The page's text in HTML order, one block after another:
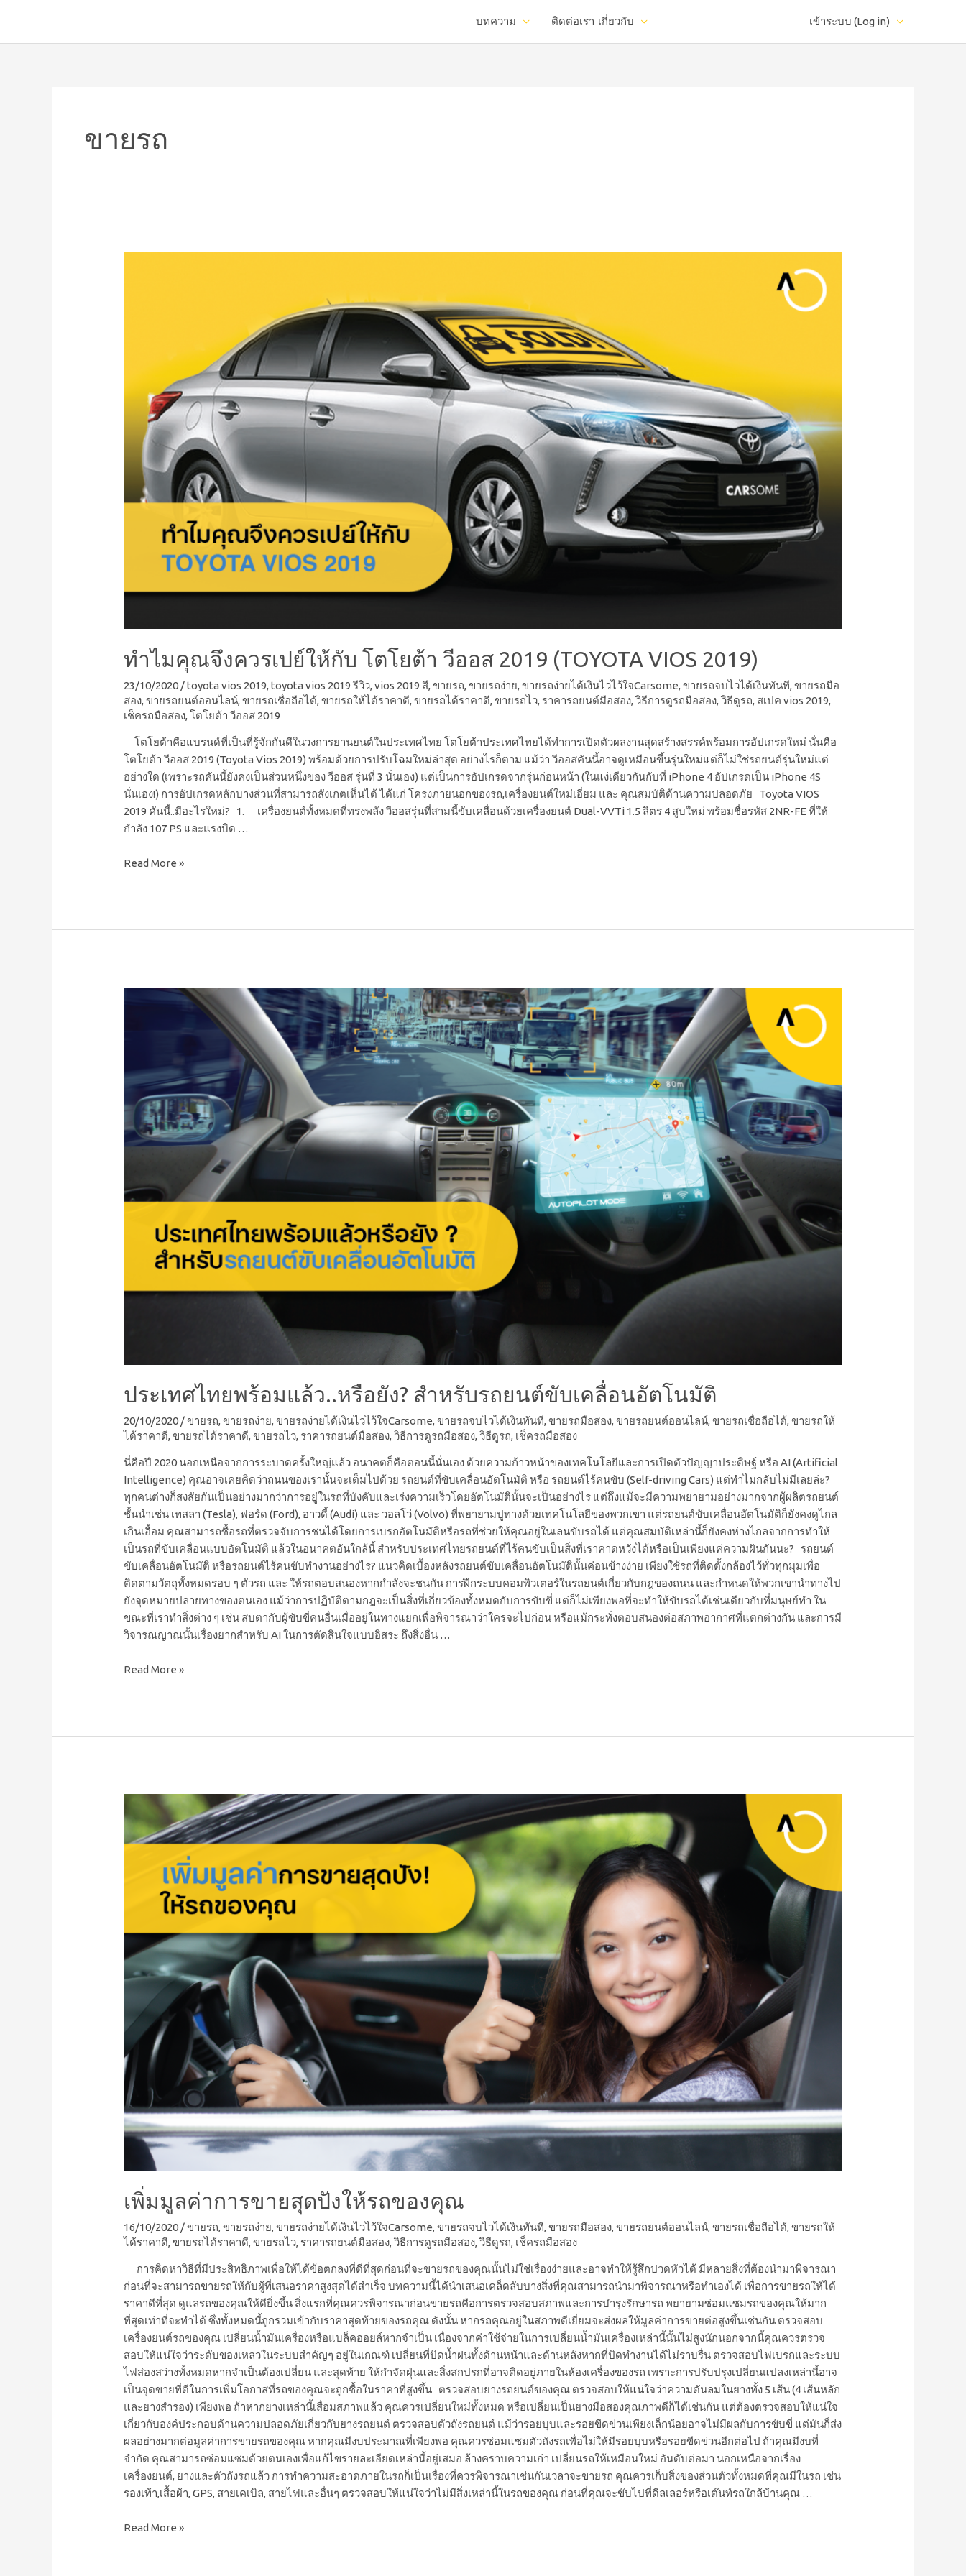
เกี่ยวกับ
บทความ ติดต่อเรา เข้าระบบ (Log in)
ขายรถ
ทำไมคุณจึงควรเปย์ให้กับ โตโยต้า วีออส 2019 (TOYOTA VIOS 2019)
23/10/2020 /toyota vios 2019,toyota vios 2019 รีวิว,vios 2019 สี,ขายรถ,ขายรถง่าย,ขายรถง่ายได้เงินไวไว้ใจCarsome,ขายรถจบไวได้เงินทันที,ขายรถมือ
สอง,ขายรถยนต์ออนไลน์,ขายรถเชื่อถือได้,ขายรถให้ได้ราคาดี,ขายรถได้ราคาดี,ขายรถไว, ราคารถยนต์มือสอง,วิธีการดูรถมือสอง,วิธีดูรถ, สเปค vios 2019,
เช็ครถมือสอง,โตโยต้า วีออส 2019
โตโยต้าคือแบรนด์ที่เป็นที่รู้จักกันดีในวงการยานยนต์ในประเทศไทย โตโยต้าประเทศไทยได้ทำการเปิดตัวผลงานสุดสร้างสรรค์พร้อมการอัปเกรดใหม่ นั่นคือ
โตโยต้า วีออส 2019 (Toyota Vios 2019) พร้อมด้วยการปรับโฉมใหม่ล่าสุด อย่างไรก็ตาม แม้ว่า วีออสคันนี้อาจดูเหมือนขึ้นรุ่นใหม่แต่ก็ไม่ใช่รถยนต์รุ่นใหม่แต่
อย่างใด (เพราะรถคันนี้ยังคงเป็นส่วนหนึ่งของ วีออส รุ่นที่ 3 นั่นเอง) แต่เป็นการอัปเกรดจากรุ่นก่อนหน้า (ในแง่เดียวกันกับที่ iPhone 4 อัปเกรดเป็น iPhone 4S
นั่นเอง!) การอัปเกรดหลักบางส่วนที่สามารถสังเกตเห็นได้ ได้แก่ โครงภายนอกของรถ,เครื่องยนต์ใหม่เอี่ยม และ คุณสมบัติด้านความปลอดภัย Toyota VIOS
2019 คันนี้..มีอะไรใหม่? 1. เครื่องยนต์ทั้งหมดที่ทรงพลัง วีออสรุ่นที่สามนี้ขับเคลื่อนด้วยเครื่องยนต์ Dual-VVTi 1.5 ลิตร 4 สูบใหม่ พร้อมชื่อรหัส 2NR-FE ที่ให้
กำลัง 107 PS และแรงบิด …
Read More »
ประเทศไทยพร้อมแล้ว..หรือยัง? สำหรับรถยนต์ขับเคลื่อนอัตโนมัติ
20/10/2020 /ขายรถ,ขายรถง่าย,ขายรถง่ายได้เงินไวไว้ใจCarsome,ขายรถจบไวได้เงินทันที,ขายรถมือสอง,ขายรถยนต์ออนไลน์,ขายรถเชื่อถือได้,ขายรถให้
ได้ราคาดี,ขายรถได้ราคาดี,ขายรถไว, ราคารถยนต์มือสอง,วิธีการดูรถมือสอง,วิธีดูรถ, เช็ครถมือสอง
นี่คือปี 2020 นอกเหนือจากการระบาดครั้งใหญ่แล้ว อนาคตก็คือตอนนี้นั่นเอง ด้วยความก้าวหน้าของเทคโนโลยีและการเปิดตัวปัญญาประดิษฐ์ หรือ AI (Artificial
Intelligence) คุณอาจเคยคิดว่าถนนของเรานั้นจะเต็มไปด้วย รถยนต์ที่ขับเคลื่อนอัตโนมัติ หรือ รถยนต์ไร้คนขับ (Self-driving Cars) แต่ทำไมกลับไม่มีเลยล่ะ?
ทุกคนต่างก็สงสัยกันเป็นอย่างมากว่าการอยู่ในรถที่บังคับและเร่งความเร็วโดยอัตโนมัตินั้นจะเป็นอย่างไร แต่ถึงแม้จะมีความพยายามอย่างมากจากผู้ผลิตรถยนต์
ชั้นนำเช่น เทสลา (Tesla), ฟอร์ด (Ford), อาวดี้ (Audi) และ วอลโว่ (Volvo) ที่พยายามปูทางด้วยเทคโนโลยีของพวกเขา แต่รถยนต์ขับเคลื่อนอัตโนมัติก็ยังคงดูไกล
เกินเอื้อม คุณสามารถซื้อรถที่ตรวจจับการชนได้โดยการเบรกอัตโนมัติหรือรถที่ช่วยให้คุณอยู่ในเลนขับรถได้ แต่คุณสมบัติเหล่านี้ก็ยังคงห่างไกลจากการทำให้
เป็นรถที่ขับเคลื่อนแบบอัตโนมัติ แล้วในอนาคตอันใกล้นี้ สำหรับประเทศไทยรถยนต์ที่ไร้คนขับเป็นสิ่งที่เราคาดหวังได้หรือเป็นเพียงแค่ความฝันกันนะ? รถยนต์
ขับเคลื่อนอัตโนมัติ หรือรถยนต์ไร้คนขับทำงานอย่างไร? แนวคิดเบื้องหลังรถยนต์ขับเคลื่อนอัตโนมัตินั้นค่อนข้างง่าย เพียงใช้รถที่ติดตั้งกล้องไว้ทั่วทุกมุมเพื่อ
ติดตามวัตถุทั้งหมดรอบ ๆ ตัวรถ และ ให้รถตอบสนองหากกำลังจะชนกัน การฝึกระบบคอมพิวเตอร์ในรถยนต์เกี่ยวกับกฎของถนน และกำหนดให้พวกเขานำทางไป
ยังจุดหมายปลายทางของตนเอง แม้ว่าการปฏิบัติตามกฎจะเป็นสิ่งที่เกี่ยวข้องทั้งหมดกับการขับขี่ แต่ก็ไม่เพียงพอที่จะทำให้ขับรถได้เช่นเดียวกับที่มนุษย์ทำ ใน
ขณะที่เราทำสิ่งต่าง ๆ เช่น สบตากับผู้ขับขี่คนอื่นเมื่ออยู่ในทางแยกเพื่อพิจารณาว่าใครจะไปก่อน หรือแม้กระทั่งตอบสนองต่อสภาพอากาศที่แตกต่างกัน และการมี
วิจารณญาณนั้นเรื่องยากสำหรับ AI ในการตัดสินใจแบบอิสระ ถึงสิ่งอื่น …
Read More »
เพิ่มมูลค่าการขายสุดปังให้รถของคุณ
16/10/2020 /ขายรถ,ขายรถง่าย,ขายรถง่ายได้เงินไวไว้ใจCarsome,ขายรถจบไวได้เงินทันที,ขายรถมือสอง,ขายรถยนต์ออนไลน์,ขายรถเชื่อถือได้,ขายรถให้
ได้ราคาดี,ขายรถได้ราคาดี,ขายรถไว, ราคารถยนต์มือสอง,วิธีการดูรถมือสอง,วิธีดูรถ, เช็ครถมือสอง
การคิดหาวิธีที่มีประสิทธิภาพเพื่อให้ได้ข้อตกลงที่ดีที่สุดก่อนที่จะขายรถของคุณนั้นไม่ใช่เรื่องง่ายและอาจทำให้รู้สึกปวดหัวได้ มีหลายสิ่งที่ต้องนำมาพิจารณา
ก่อนที่จะสามารถขายรถให้กับผู้ที่เสนอราคาสูงสุดได้สำเร็จ บทความนี้ได้นำเสนอเคล็ดลับบางสิ่งที่คุณสามารถนำมาพิจารณาหรือทำเองได้ เพื่อการขายรถให้ได้
ราคาดีที่สุด ดูแลรถของคุณให้ดียิ่งขึ้น สิ่งแรกที่คุณควรพิจารณาก่อนขายรถคือการตรวจสอบสภาพและการบำรุงรักษารถ พยายามซ่อมแซมรถของคุณให้มาก
ที่สุดเท่าที่จะทำได้ ซึ่งทั้งหมดนี้ถูกรวมเข้ากับราคาสุดท้ายของรถคุณ ดังนั้น หากรถคุณอยู่ในสภาพดีเยี่ยมจะส่งผลให้มูลค่าการขายต่อสูงขึ้นเช่นกัน ตรวจสอบ
เครื่องยนต์รถของคุณ เปลี่ยนน้ำมันเครื่องหรือแบล็คออยล์หากจำเป็น เนื่องจากค่าใช้จ่ายในการเปลี่ยนน้ำมันเครื่องเหล่านี้นั้นไม่สูงนักนอกจากนี้คุณควรตรวจ
สอบให้แน่ใจว่าระดับของเหลวในระบบสำคัญๆ อยู่ในเกณฑ์ เปลี่ยนที่ปัดน้ำฝนทั้งด้านหน้าและด้านหลังหากที่ปัดทำงานได้ไม่ราบรื่น ตรวจสอบไฟเบรกและระบบ
ไฟส่องสว่างทั้งหมดหากจำเป็นต้องเปลี่ยน และสุดท้าย ให้กำจัดฝุ่นและสิ่งสกปรกที่อาจติดอยู่ภายในห้องเครื่องของรถ เพราะการปรับปรุงเปลี่ยนแปลงเหล่านี้อาจ
เป็นจุดขายที่ดีในการเพิ่มโอกาสที่รถของคุณจะถูกซื้อในราคาที่สูงขึ้น ตรวจสอบยางรถยนต์ของคุณ ตรวจสอบให้แน่ใจว่าความดันลมในยางทั้ง 5 เส้น (4 เส้นหลัก
และยางสำรอง) เพียงพอ ถ้าหากยางเหล่านี้เสื่อมสภาพแล้ว คุณควรเปลี่ยนใหม่ทั้งหมด หรือเปลี่ยนเป็นยางมือสองคุณภาพดีก็ได้เช่นกัน แต่ต้องตรวจสอบให้แน่ใจ
เกี่ยวกับองค์ประกอบด้านความปลอดภัยเกี่ยวกับยางรถยนต์ ตรวจสอบตัวถังรถยนต์ แม้ว่ารอยบุบและรอยขีดข่วนเพียงเล็กน้อยอาจไม่มีผลกับการขับขี่ แต่มันก็ส่ง
ผลอย่างมากต่อมูลค่าการขายรถของคุณ หากคุณมีงบประมาณที่เพียงพอ คุณควรซ่อมแซมตัวถังรถเพื่อไม่ให้มีรอยบุบหรือรอยขีดข่วนอีกต่อไป ถ้าคุณมีงบที่
จำกัด คุณสามารถซ่อมแซมด้วยตนเองเพื่อแก้ไขรายละเอียดเหล่านี้อยู่เสมอ ล้างคราบความเก่า เปลี่ยนรถให้เหมือนใหม่ อันดับต่อมา นอกเหนือจากเรื่อง
เครื่องยนต์, ยางและตัวถังรถแล้ว การทำความสะอาดภายในรถก็เป็นเรื่องที่ควรพิจารณาเช่นกันเวลาจะขายรถ คุณควรเก็บสิ่งของส่วนตัวทั้งหมดที่คุณมีในรถ เช่น
รองเท้า,เสื้อผ้า, GPS, สายเคเบิล, สายไฟและอื่นๆ ตรวจสอบให้แน่ใจว่าไม่มีสิ่งเหล่านี้ในรถของคุณ ก่อนที่คุณจะขับไปที่ดีลเลอร์หรือเต๊นท์รถใกล้บ้านคุณ …
Read More »